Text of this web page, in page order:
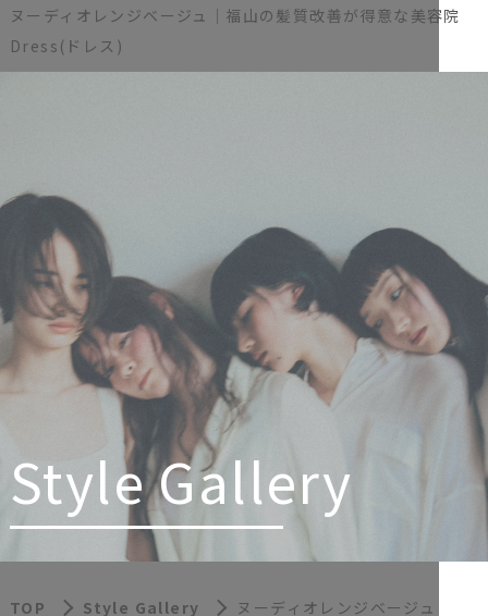
ヌーディオレンジベージュ｜福山の髪質改善が得意な美容院
Dress(ドレス)
Style Gallery
TOP Style Gallery ヌーディオレンジベージュ